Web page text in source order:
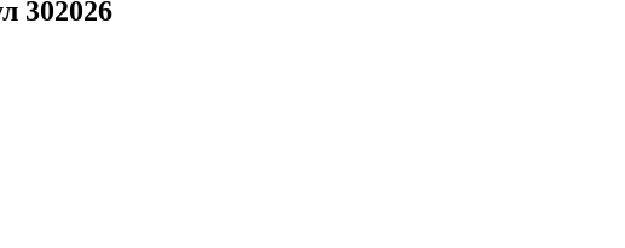
302026